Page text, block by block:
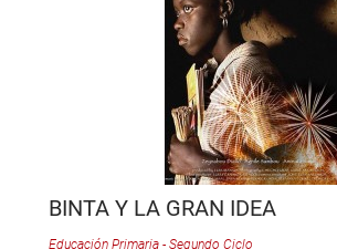
BINTA Y LA GRAN IDEA
Educación Primaria - Segundo Ciclo